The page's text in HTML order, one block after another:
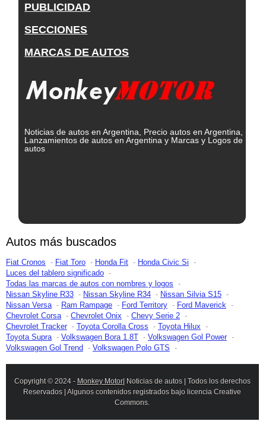
PUBLICIDAD
SECCIONES
MARCAS DE AUTOS
Noticias de autos en Argentina, Precio autos en Argentina,
Lanzamientos de autos en Argentina y Marcas y Logos de
autos
Autos más buscados
Fiat Cronos Fiat Toro Honda Fit
Honda Civic Si
Luces del tablero significado
Todas las marcas de autos con nombres y logos
Nissan Skyline R33
Nissan Skyline R34
Nissan Silvia S15
Nissan Versa
Ram Rampage Ford Territory
Ford Maverick
Chevrolet Corsa
Chevrolet Onix
Chevy Serie 2
Chevrolet Tracker
Toyota Corolla Cross
Toyota Hilux
Toyota Supra
Volkswagen Bora 1.8T
Volkswagen Gol Power
Volkswagen Gol Trend
Volkswagen Polo GTS
Copyright © 2024 - Monkey Motor| Noticias de autos | Todos los derechos
Reservados | Algunos contenidos registrados bajo licencia Creative
Commons.